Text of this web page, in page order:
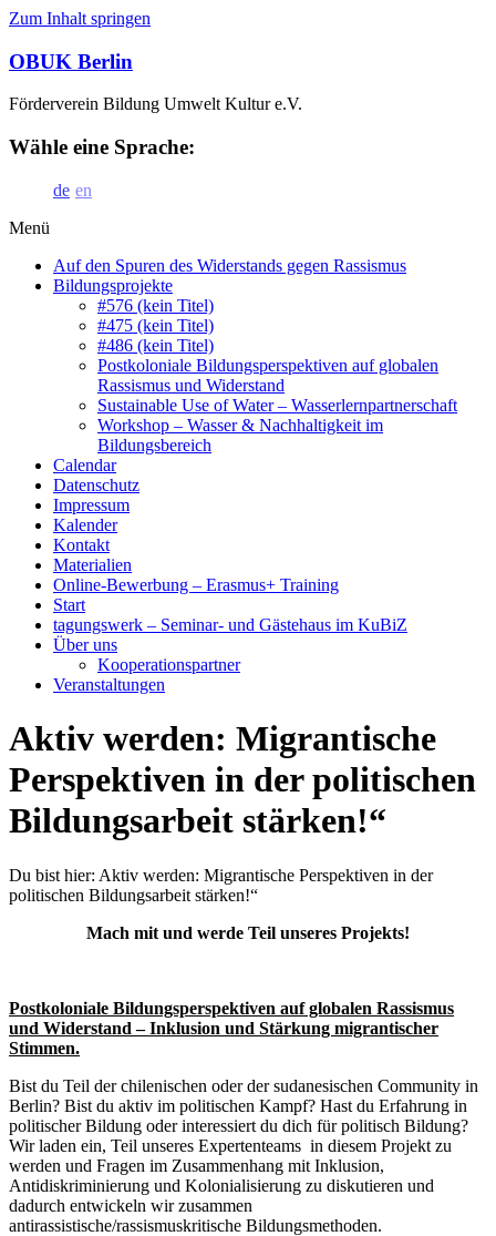
Zum Inhalt springen
OBUK Berlin
Förderverein Bildung Umwelt Kultur e.V.
Wähle eine Sprache:
de en
Menü
Auf den Spuren des Widerstands gegen Rassismus
Bildungsprojekte
#576 (kein Titel)
#475 (kein Titel)
#486 (kein Titel)
Postkoloniale Bildungsperspektiven auf globalen
Rassismus und Widerstand
Sustainable Use of Water – Wasserlernpartnerschaft
Workshop – Wasser & Nachhaltigkeit im
Bildungsbereich
Calendar
Datenschutz
Impressum
Kalender
Kontakt
Materialien
Online-Bewerbung – Erasmus+ Training
Start
tagungswerk – Seminar- und Gästehaus im KuBiZ
Über uns
Kooperationspartner
Veranstaltungen
Aktiv werden: Migrantische
Perspektiven in der politischen
Bildungsarbeit stärken!“
Du bist hier: Aktiv werden: Migrantische Perspektiven in der
politischen Bildungsarbeit stärken!“
Mach mit und werde Teil unseres Projekts!
Postkoloniale Bildungsperspektiven auf globalen Rassismus
und Widerstand – Inklusion und Stärkung migrantischer
Stimmen.
Bist du Teil der chilenischen oder der sudanesischen Community in
Berlin? Bist du aktiv im politischen Kampf? Hast du Erfahrung in
politischer Bildung oder interessiert du dich für politisch Bildung?
Wir laden ein, Teil unseres Expertenteams in diesem Projekt zu
werden und Fragen im Zusammenhang mit Inklusion,
Antidiskriminierung und Kolonialisierung zu diskutieren und
dadurch entwickeln wir zusammen
antirassistische/rassismuskritische Bildungsmethoden.